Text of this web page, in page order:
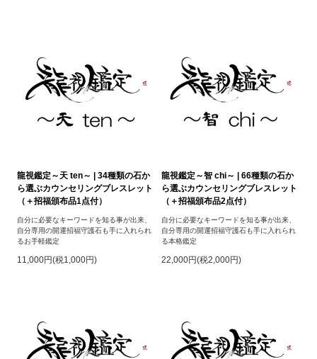
龍視鑑定～天 ten～ | 34種類の石か
ら選ぶカウンセリングブレスレット
（＋招福頒布品1点付）
自分に必要なキーワードを知る事が出来、
自分専用の開運招福守護石も手に入れられ
るお手軽鑑定
11,000円(税1,000円)
龍視鑑定～智 chi～ | 66種類の石か
ら選ぶカウンセリングブレスレット
（＋招福頒布品2点付）
自分に必要なキーワードを知る事が出来、
自分専用の開運招福守護石も手に入れられ
る本格鑑定
22,000円(税2,000円)